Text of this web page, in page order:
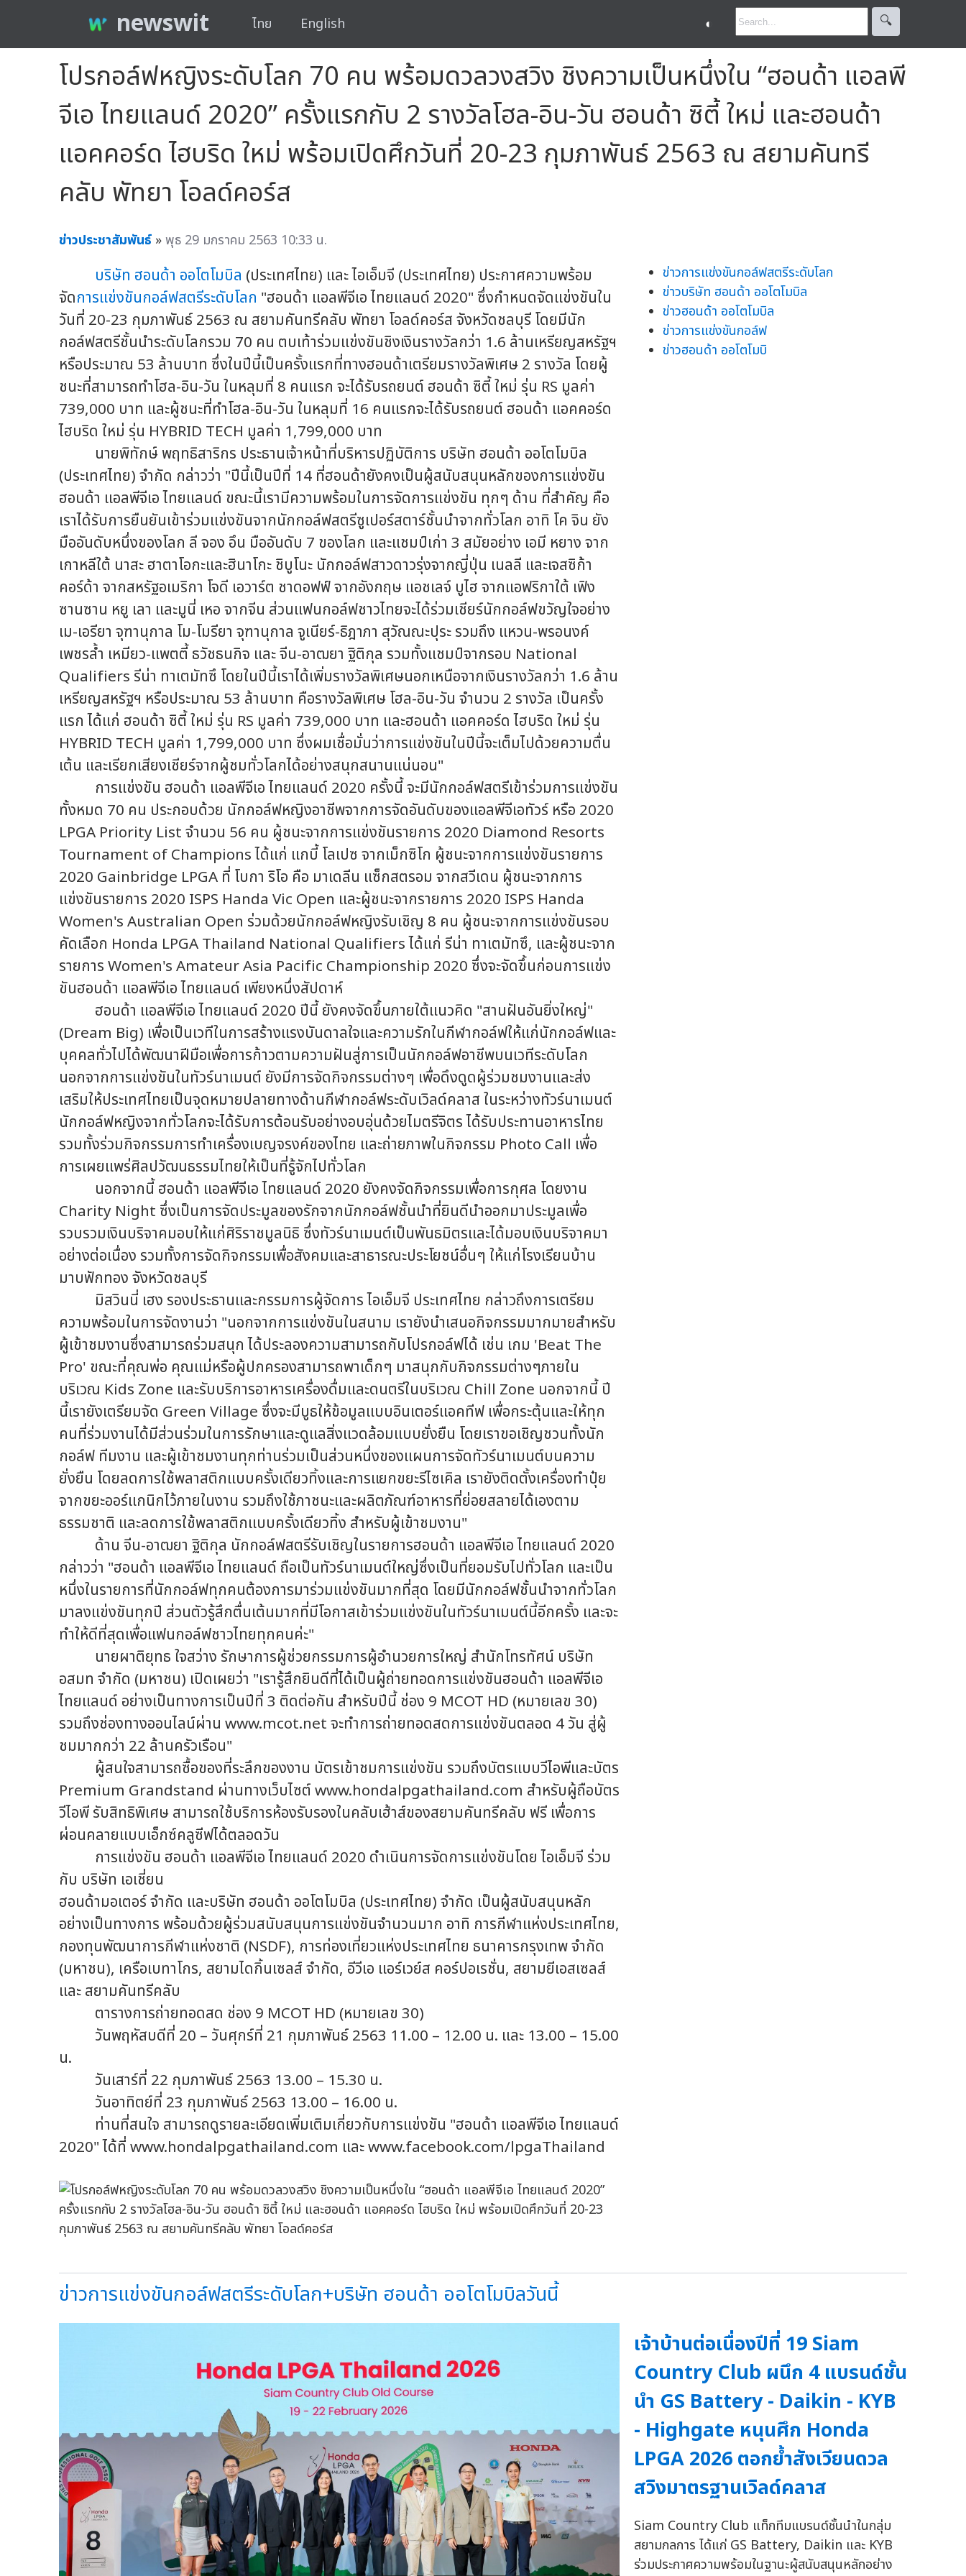
newswit ไทย English ◐ 🔍︎
โปรกอล์ฟหญิงระดับโลก 70 คน พร้อมดวลวงสวิง ชิงความเป็นหนึ่งใน “ฮอนด้า แอลพี
จีเอ ไทยแลนด์ 2020” ครั้งแรกกับ 2 รางวัลโฮล-อิน-วัน ฮอนด้า ซิตี้ ใหม่ และฮอนด้า
แอคคอร์ด ไฮบริด ใหม่ พร้อมเปิดศึกวันที่ 20-23 กุมภาพันธ์ 2563 ณ สยามคันทรี
คลับ พัทยา โอลด์คอร์ส
ข่าวประชาสัมพันธ์ »พุธ 29 มกราคม 2563 10:33 น.
บริษัท ฮอนด้า ออโตโมบิล (ประเทศไทย) และ ไอเอ็มจี (ประเทศไทย) ประกาศความพร้อม
จัดการแข่งขันกอล์ฟสตรีระดับโลก "ฮอนด้า แอลพีจีเอ ไทยแลนด์ 2020" ซึ่งกำหนดจัดแข่งขันใน
วันที่ 20-23 กุมภาพันธ์ 2563 ณ สยามคันทรีคลับ พัทยา โอลด์คอร์ส จังหวัดชลบุรี โดยมีนัก
กอล์ฟสตรีชั้นนำระดับโลกรวม 70 คน ตบเท้าร่วมแข่งขันชิงเงินรางวัลกว่า 1.6 ล้านเหรียญสหรัฐฯ
หรือประมาณ 53 ล้านบาท ซึ่งในปีนี้เป็นครั้งแรกที่ทางฮอนด้าเตรียมรางวัลพิเศษ 2 รางวัล โดยผู้
ชนะที่สามารถทำโฮล-อิน-วัน ในหลุมที่ 8 คนแรก จะได้รับรถยนต์ ฮอนด้า ซิตี้ ใหม่ รุ่น RS มูลค่า
739,000 บาท และผู้ชนะที่ทำโฮล-อิน-วัน ในหลุมที่ 16 คนแรกจะได้รับรถยนต์ ฮอนด้า แอคคอร์ด
ไฮบริด ใหม่ รุ่น HYBRID TECH มูลค่า 1,799,000 บาท
นายพิทักษ์ พฤทธิสาริกร ประธานเจ้าหน้าที่บริหารปฏิบัติการ บริษัท ฮอนด้า ออโตโมบิล
(ประเทศไทย) จำกัด กล่าวว่า "ปีนี้เป็นปีที่ 14 ที่ฮอนด้ายังคงเป็นผู้สนับสนุนหลักของการแข่งขัน
ฮอนด้า แอลพีจีเอ ไทยแลนด์ ขณะนี้เรามีความพร้อมในการจัดการแข่งขัน ทุกๆ ด้าน ที่สำคัญ คือ
เราได้รับการยืนยันเข้าร่วมแข่งขันจากนักกอล์ฟสตรีซูเปอร์สตาร์ชั้นนำจากทั่วโลก อาทิ โค จิน ยัง
มืออันดับหนึ่งของโลก ลี จอง อึน มืออันดับ 7 ของโลก และแชมป์เก่า 3 สมัยอย่าง เอมี หยาง จาก
เกาหลีใต้ นาสะ ฮาตาโอกะและฮินาโกะ ชิบูโนะ นักกอล์ฟสาวดาวรุ่งจากญี่ปุ่น เนลลี และเจสซิก้า
คอร์ด้า จากสหรัฐอเมริกา โจดี เอวาร์ต ชาดอฟฟ์ จากอังกฤษ แอชเลจ์ บูไฮ จากแอฟริกาใต้ เฟิง
ซานซาน หยู เลา และมูนี่ เหอ จากจีน ส่วนแฟนกอล์ฟชาวไทยจะได้ร่วมเชียร์นักกอล์ฟขวัญใจอย่าง
เม-เอรียา จุฑานุกาล โม-โมรียา จุฑานุกาล จูเนียร์-ธิฎาภา สุวัณณะปุระ รวมถึง แหวน-พรอนงค์
เพชรล้ำ เหมียว-แพตตี้ ธวัชธนกิจ และ จีน-อาฒยา ฐิติกุล รวมทั้งแชมป์จากรอบ National
Qualifiers รีน่า ทาเตมัทซึ โดยในปีนี้เราได้เพิ่มรางวัลพิเศษนอกเหนือจากเงินรางวัลกว่า 1.6 ล้าน
เหรียญสหรัฐฯ หรือประมาณ 53 ล้านบาท คือรางวัลพิเศษ โฮล-อิน-วัน จำนวน 2 รางวัล เป็นครั้ง
แรก ได้แก่ ฮอนด้า ซิตี้ ใหม่ รุ่น RS มูลค่า 739,000 บาท และฮอนด้า แอคคอร์ด ไฮบริด ใหม่ รุ่น
HYBRID TECH มูลค่า 1,799,000 บาท ซึ่งผมเชื่อมั่นว่าการแข่งขันในปีนี้จะเต็มไปด้วยความตื่น
เต้น และเรียกเสียงเชียร์จากผู้ชมทั่วโลกได้อย่างสนุกสนานแน่นอน"
การแข่งขัน ฮอนด้า แอลพีจีเอ ไทยแลนด์ 2020 ครั้งนี้ จะมีนักกอล์ฟสตรีเข้าร่วมการแข่งขัน
ทั้งหมด 70 คน ประกอบด้วย นักกอล์ฟหญิงอาชีพจากการจัดอันดับของแอลพีจีเอทัวร์ หรือ 2020
LPGA Priority List จำนวน 56 คน ผู้ชนะจากการแข่งขันรายการ 2020 Diamond Resorts
Tournament of Champions ได้แก่ แกบี้ โลเปซ จากเม็กซิโก ผู้ชนะจากการแข่งขันรายการ
2020 Gainbridge LPGA ที่ โบกา ริโอ คือ มาเดลีน แซ็กสตรอม จากสวีเดน ผู้ชนะจากการ
แข่งขันรายการ 2020 ISPS Handa Vic Open และผู้ชนะจากรายการ 2020 ISPS Handa
Women's Australian Open ร่วมด้วยนักกอล์ฟหญิงรับเชิญ 8 คน ผู้ชนะจากการแข่งขันรอบ
คัดเลือก Honda LPGA Thailand National Qualifiers ได้แก่ รีน่า ทาเตมัทซึ, และผู้ชนะจาก
รายการ Women's Amateur Asia Pacific Championship 2020 ซึ่งจะจัดขึ้นก่อนการแข่ง
ขันฮอนด้า แอลพีจีเอ ไทยแลนด์ เพียงหนึ่งสัปดาห์
ฮอนด้า แอลพีจีเอ ไทยแลนด์ 2020 ปีนี้ ยังคงจัดขึ้นภายใต้แนวคิด "สานฝันอันยิ่งใหญ่"
(Dream Big) เพื่อเป็นเวทีในการสร้างแรงบันดาลใจและความรักในกีฬากอล์ฟให้แก่นักกอล์ฟและ
บุคคลทั่วไปได้พัฒนาฝีมือเพื่อการก้าวตามความฝันสู่การเป็นนักกอล์ฟอาชีพบนเวทีระดับโลก
นอกจากการแข่งขันในทัวร์นาเมนต์ ยังมีการจัดกิจกรรมต่างๆ เพื่อดึงดูดผู้ร่วมชมงานและส่ง
เสริมให้ประเทศไทยเป็นจุดหมายปลายทางด้านกีฬากอล์ฟระดับเวิลด์คลาส ในระหว่างทัวร์นาเมนต์
นักกอล์ฟหญิงจากทั่วโลกจะได้รับการต้อนรับอย่างอบอุ่นด้วยไมตรีจิตร ได้รับประทานอาหารไทย
รวมทั้งร่วมกิจกรรมการทำเครื่องเบญจรงค์ของไทย และถ่ายภาพในกิจกรรม Photo Call เพื่อ
การเผยแพร่ศิลปวัฒนธรรมไทยให้เป็นที่รู้จักไปทั่วโลก
นอกจากนี้ ฮอนด้า แอลพีจีเอ ไทยแลนด์ 2020 ยังคงจัดกิจกรรมเพื่อการกุศล โดยงาน
Charity Night ซึ่งเป็นการจัดประมูลของรักจากนักกอล์ฟชั้นนำที่ยินดีนำออกมาประมูลเพื่อ
รวบรวมเงินบริจาคมอบให้แก่ศิริราชมูลนิธิ ซึ่งทัวร์นาเมนต์เป็นพันธมิตรและได้มอบเงินบริจาคมา
อย่างต่อเนื่อง รวมทั้งการจัดกิจกรรมเพื่อสังคมและสาธารณะประโยชน์อื่นๆ ให้แก่โรงเรียนบ้าน
มาบฟักทอง จังหวัดชลบุรี
มิสวินนี่ เฮง รองประธานและกรรมการผู้จัดการ ไอเอ็มจี ประเทศไทย กล่าวถึงการเตรียม
ความพร้อมในการจัดงานว่า "นอกจากการแข่งขันในสนาม เรายังนำเสนอกิจกรรมมากมายสำหรับ
ผู้เข้าชมงานซึ่งสามารถร่วมสนุก ได้ประลองความสามารถกับโปรกอล์ฟได้ เช่น เกม 'Beat The
Pro' ขณะที่คุณพ่อ คุณแม่หรือผู้ปกครองสามารถพาเด็กๆ มาสนุกกับกิจกรรมต่างๆภายใน
บริเวณ Kids Zone และรับบริการอาหารเครื่องดื่มและดนตรีในบริเวณ Chill Zone นอกจากนี้ ปี
นี้เรายังเตรียมจัด Green Village ซึ่งจะมีบูธให้ข้อมูลแบบอินเตอร์แอคทีฟ เพื่อกระตุ้นและให้ทุก
คนที่ร่วมงานได้มีส่วนร่วมในการรักษาและดูแลสิ่งแวดล้อมแบบยั่งยืน โดยเราขอเชิญชวนทั้งนัก
กอล์ฟ ทีมงาน และผู้เข้าชมงานทุกท่านร่วมเป็นส่วนหนึ่งของแผนการจัดทัวร์นาเมนต์บนความ
ยั่งยืน โดยลดการใช้พลาสติกแบบครั้งเดียวทิ้งและการแยกขยะรีไซเคิล เรายังติดตั้งเครื่องทำปุ๋ย
จากขยะออร์แกนิกไว้ภายในงาน รวมถึงใช้ภาชนะและผลิตภัณฑ์อาหารที่ย่อยสลายได้เองตาม
ธรรมชาติ และลดการใช้พลาสติกแบบครั้งเดียวทิ้ง สำหรับผู้เข้าชมงาน"
ด้าน จีน-อาฒยา ฐิติกุล นักกอล์ฟสตรีรับเชิญในรายการฮอนด้า แอลพีจีเอ ไทยแลนด์ 2020
กล่าวว่า "ฮอนด้า แอลพีจีเอ ไทยแลนด์ ถือเป็นทัวร์นาเมนต์ใหญ่ซึ่งเป็นที่ยอมรับไปทั่วโลก และเป็น
หนึ่งในรายการที่นักกอล์ฟทุกคนต้องการมาร่วมแข่งขันมากที่สุด โดยมีนักกอล์ฟชั้นนำจากทั่วโลก
มาลงแข่งขันทุกปี ส่วนตัวรู้สึกตื่นเต้นมากที่มีโอกาสเข้าร่วมแข่งขันในทัวร์นาเมนต์นี้อีกครั้ง และจะ
ทำให้ดีที่สุดเพื่อแฟนกอล์ฟชาวไทยทุกคนค่ะ"
นายผาติยุทธ ใจสว่าง รักษาการผู้ช่วยกรรมการผู้อำนวยการใหญ่ สำนักโทรทัศน์ บริษัท
อสมท จำกัด (มหาชน) เปิดเผยว่า "เรารู้สึกยินดีที่ได้เป็นผู้ถ่ายทอดการแข่งขันฮอนด้า แอลพีจีเอ
ไทยแลนด์ อย่างเป็นทางการเป็นปีที่ 3 ติดต่อกัน สำหรับปีนี้ ช่อง 9 MCOT HD (หมายเลข 30)
รวมถึงช่องทางออนไลน์ผ่าน www.mcot.net จะทำการถ่ายทอดสดการแข่งขันตลอด 4 วัน สู่ผู้
ชมมากกว่า 22 ล้านครัวเรือน"
ผู้สนใจสามารถซื้อของที่ระลึกของงาน บัตรเข้าชมการแข่งขัน รวมถึงบัตรแบบวีไอพีและบัตร
Premium Grandstand ผ่านทางเว็บไซต์ www.hondalpgathailand.com สำหรับผู้ถือบัตร
วีไอพี รับสิทธิพิเศษ สามารถใช้บริการห้องรับรองในคลับเฮ้าส์ของสยามคันทรีคลับ ฟรี เพื่อการ
ผ่อนคลายแบบเอ็กซ์คลูซีฟได้ตลอดวัน
การแข่งขัน ฮอนด้า แอลพีจีเอ ไทยแลนด์ 2020 ดำเนินการจัดการแข่งขันโดย ไอเอ็มจี ร่วม
กับ บริษัท เอเชี่ยน
ฮอนด้ามอเตอร์ จำกัด และบริษัท ฮอนด้า ออโตโมบิล (ประเทศไทย) จำกัด เป็นผู้สนับสนุนหลัก
อย่างเป็นทางการ พร้อมด้วยผู้ร่วมสนับสนุนการแข่งขันจำนวนมาก อาทิ การกีฬาแห่งประเทศไทย,
กองทุนพัฒนาการกีฬาแห่งชาติ (NSDF), การท่องเที่ยวแห่งประเทศไทย ธนาคารกรุงเทพ จำกัด
(มหาชน), เครือเบทาโกร, สยามไดกิ้นเซลส์ จำกัด, อีวีเอ แอร์เวย์ส คอร์ปอเรชั่น, สยามยีเอสเซลส์
และ สยามคันทรีคลับ
ตารางการถ่ายทอดสด ช่อง 9 MCOT HD (หมายเลข 30)
วันพฤหัสบดีที่ 20 – วันศุกร์ที่ 21 กุมภาพันธ์ 2563 11.00 – 12.00 น. และ 13.00 – 15.00
น.
วันเสาร์ที่ 22 กุมภาพันธ์ 2563 13.00 – 15.30 น.
วันอาทิตย์ที่ 23 กุมภาพันธ์ 2563 13.00 – 16.00 น.
ท่านที่สนใจ สามารถดูรายละเอียดเพิ่มเติมเกี่ยวกับการแข่งขัน "ฮอนด้า แอลพีจีเอ ไทยแลนด์
2020" ได้ที่ www.hondalpgathailand.com และ www.facebook.com/lpgaThailand
ข่าวการแข่งขันกอล์ฟสตรีระดับโลก
ข่าวบริษัท ฮอนด้า ออโตโมบิล
ข่าวฮอนด้า ออโตโมบิล
ข่าวการแข่งขันกอล์ฟ
ข่าวฮอนด้า ออโตโมบิ
ข่าวการแข่งขันกอล์ฟสตรีระดับโลก+บริษัท ฮอนด้า ออโตโมบิลวันนี้
เจ้าบ้านต่อเนื่องปีที่ 19 Siam
Country Club ผนึก 4 แบรนด์ชั้น
นำ GS Battery - Daikin - KYB
- Highgate หนุนศึก Honda
LPGA 2026 ตอกย้ำสังเวียนดวล
สวิงมาตรฐานเวิลด์คลาส
Siam Country Club แท็กทีมแบรนด์ชั้นนำในกลุ่ม
สยามกลการ ได้แก่ GS Battery, Daikin และ KYB
ร่วมประกาศความพร้อมในฐานะผู้สนับสนุนหลักอย่าง